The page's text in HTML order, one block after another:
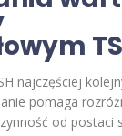
najczęściej
pomaga
od postaci